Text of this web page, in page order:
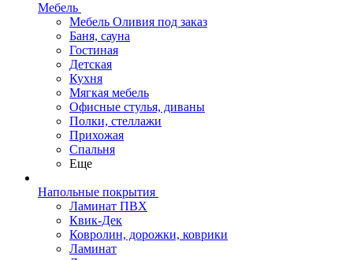
Мебель
Мебель Оливия под заказ
Баня, сауна
Гостиная
Детская
Кухня
Мягкая мебель
Офисные стулья, диваны
Полки, стеллажи
Прихожая
Спальня
Еще
Напольные покрытия
Ламинат ПВХ
Квик-Дек
Ковролин, дорожки, коврики
Ламинат